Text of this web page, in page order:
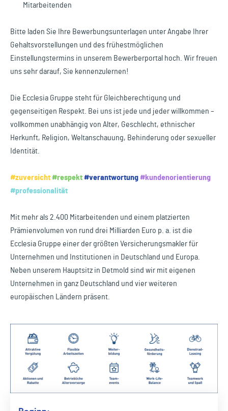
Mitarbeitenden
Bitte laden Sie Ihre Bewerbungsunterlagen unter Angabe Ihrer
Gehaltsvorstellungen und des frühestmöglichen
Einstellungstermins in unserem Bewerberportal hoch. Wir freuen
uns sehr darauf, Sie kennenzulernen!
Die Ecclesia Gruppe steht für Gleichberechtigung und
gegenseitigen Respekt. Bei uns ist jede und jeder willkommen –
vollkommen unabhängig von Alter, Geschlecht, ethnischer
Herkunft, Religion, Weltanschauung, Behinderung oder sexueller
Identität.
#zuversicht#respekt#verantwortung#kundenorientierung
#professionalität
Mit mehr als 2.400 Mitarbeitenden und einem platzierten
Prämienvolumen von rund drei Milliarden Euro p. a. ist die
Ecclesia Gruppe einer der größten Versicherungsmakler für
Unternehmen und Institutionen in Deutschland und Europa.
Neben unserem Hauptsitz in Detmold sind wir mit eigenen
Unternehmen in ganz Deutschland und vier weiteren
europäischen Ländern präsent.